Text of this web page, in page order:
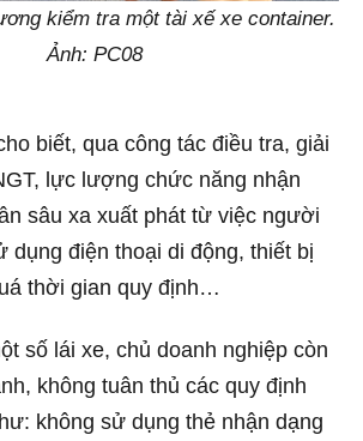
kiểm tra một tài xế xe container.
Ảnh: PC08
biết, qua công tác điều tra, giải
lực lượng chức năng nhận
sâu xa xuất phát từ việc người
dụng điện thoại di động, thiết bị
thời gian quy định…
số lái xe, chủ doanh nghiệp còn
không tuân thủ các quy định
không sử dụng thẻ nhận dạng